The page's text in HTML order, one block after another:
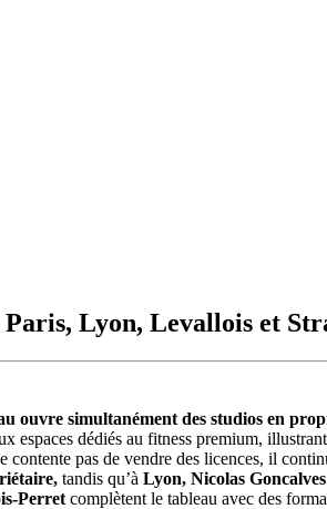
Lyon, Levallois et
ouvre simultanément des studios en
espaces dédiés au fitness premium,
pas de vendre des licences, il
tandis qu’à Lyon, Nicolas
Perret complètent le tableau avec des